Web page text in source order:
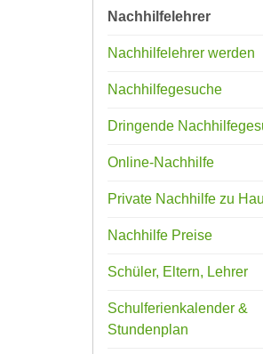
Nachhilfelehrer
Nachhilfelehrer werden
Nachhilfegesuche
Dringende
Online-Nachhilfe
Private Nachhilfe zu
Nachhilfe Preise
Schüler, Eltern, Lehrer
Schulferienkalender &
Stundenplan